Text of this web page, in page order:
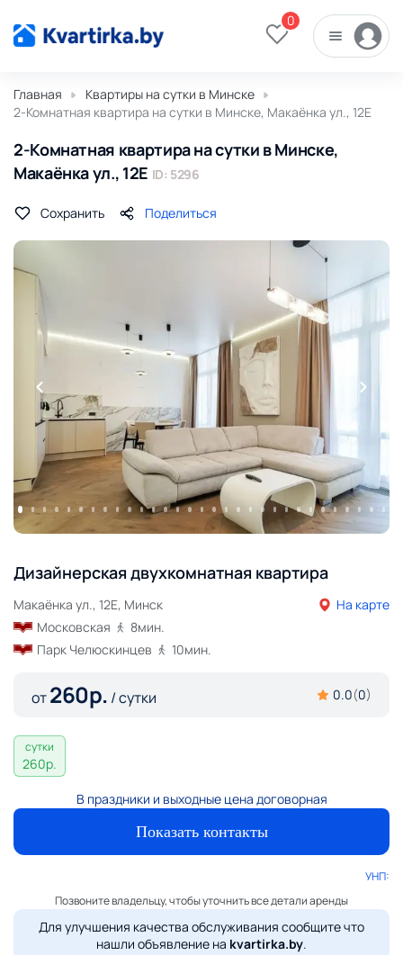
0
Главная
Квартиры на сутки в Минске
2-Комнатная квартира на сутки в Минске, Макаёнка ул., 12Е
2-Комнатная квартира на сутки в Минске,
Макаёнка ул., 12Е ID: 5296
Сохранить Поделиться
Дизайнерская двухкомнатная квартира
Макаёнка ул., 12Е, Минск
На карте
Московская
8мин.
Парк Челюскинцев
10мин.
от260р. / сутки 0.0(0)
сутки
260р.
В праздники и выходные цена договорная
Показать контакты
УНП:
Позвоните владельцу, чтобы уточнить все детали аренды
Для улучшения качества обслуживания сообщите что
нашли объявление на kvartirka.by.